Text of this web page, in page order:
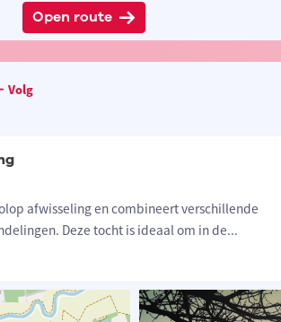
Open route
Volg
afwisseling en combineert verschillende
Deze tocht is ideaal om in de...